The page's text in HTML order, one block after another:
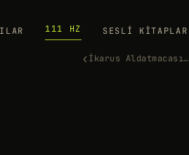
111 HZ SESLI KITAPLAR
‹ İkarus Aldatmacası: Yüksekten…